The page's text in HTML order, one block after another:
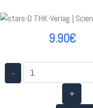
9.90€
-
+